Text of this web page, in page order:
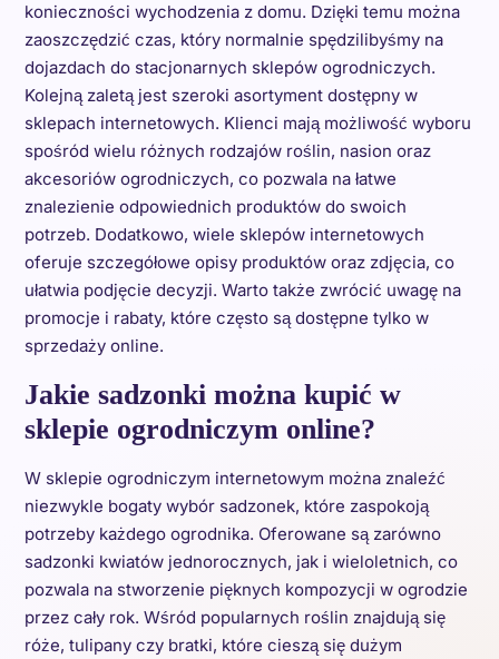
konieczności wychodzenia z domu. Dzięki temu można
zaoszczędzić czas, który normalnie spędzilibyśmy na
dojazdach do stacjonarnych sklepów ogrodniczych.
Kolejną zaletą jest szeroki asortyment dostępny w
sklepach internetowych. Klienci mają możliwość wyboru
spośród wielu różnych rodzajów roślin, nasion oraz
akcesoriów ogrodniczych, co pozwala na łatwe
znalezienie odpowiednich produktów do swoich
potrzeb. Dodatkowo, wiele sklepów internetowych
oferuje szczegółowe opisy produktów oraz zdjęcia, co
ułatwia podjęcie decyzji. Warto także zwrócić uwagę na
promocje i rabaty, które często są dostępne tylko w
sprzedaży online.
Jakie sadzonki można kupić w
sklepie ogrodniczym online?
W sklepie ogrodniczym internetowym można znaleźć
niezwykle bogaty wybór sadzonek, które zaspokoją
potrzeby każdego ogrodnika. Oferowane są zarówno
sadzonki kwiatów jednorocznych, jak i wieloletnich, co
pozwala na stworzenie pięknych kompozycji w ogrodzie
przez cały rok. Wśród popularnych roślin znajdują się
róże, tulipany czy bratki, które cieszą się dużym